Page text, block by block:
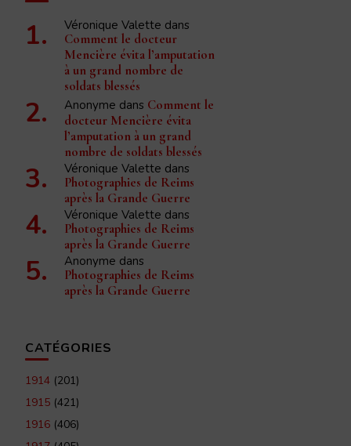
Véronique Valette dans
Comment le docteur
Mencière évita l’amputation
à un grand nombre de
soldats blessés
Anonyme dans Comment le
docteur Mencière évita
l’amputation à un grand
nombre de soldats blessés
Véronique Valette dans
Photographies de Reims
après la Grande Guerre
Véronique Valette dans
Photographies de Reims
après la Grande Guerre
Anonyme dans
Photographies de Reims
après la Grande Guerre
CATÉGORIES
1914 (201)
1915 (421)
1916 (406)